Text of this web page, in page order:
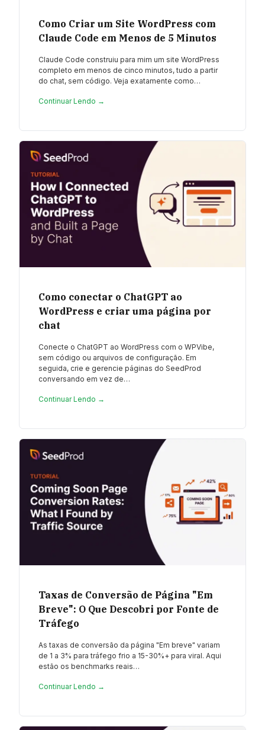
Como Criar um Site WordPress com
Claude Code em Menos de 5 Minutos
Claude Code construiu para mim um site WordPress
completo em menos de cinco minutos, tudo a partir
do chat, sem código. Veja exatamente como…
Continuar Lendo →
Como conectar o ChatGPT ao
WordPress e criar uma página por
chat
Conecte o ChatGPT ao WordPress com o WPVibe,
sem código ou arquivos de configuração. Em
seguida, crie e gerencie páginas do SeedProd
conversando em vez de…
Continuar Lendo →
Taxas de Conversão de Página "Em
Breve": O Que Descobri por Fonte de
Tráfego
As taxas de conversão da página "Em breve" variam
de 1 a 3% para tráfego frio a 15-30%+ para viral. Aqui
estão os benchmarks reais…
Continuar Lendo →